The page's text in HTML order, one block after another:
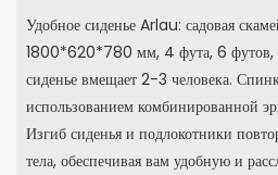
Удобное сиденье Arlau: садовая
1800*620*780 мм, 4 фута, 6 футов,
сиденье вмещает 2-3 человека.
использованием комбинированной
Изгиб сиденья и подлокотники
тела, обеспечивая вам удобную и